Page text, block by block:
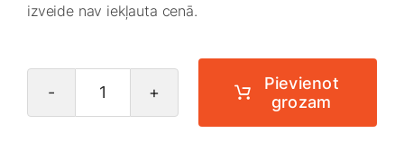
Sports, tūrisms un atpūta
TV un Sadzīves tehnika
izveide nav iekļauta cenā.
Blociņu
izgatavošana
Pievienot
grozam